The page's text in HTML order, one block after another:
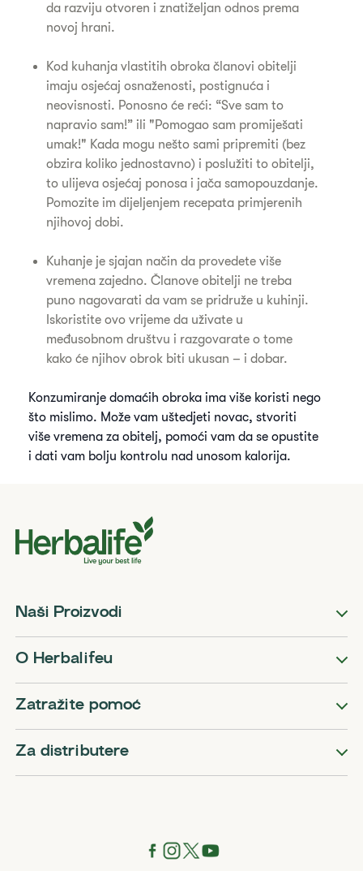
da razviju otvoren i znatiželjan odnos prema
novoj hrani.
Kod kuhanja vlastitih obroka članovi obitelji
imaju osjećaj osnaženosti, postignuća i
neovisnosti. Ponosno će reći: “Sve sam to
napravio sam!” ili "Pomogao sam promiješati
umak!" Kada mogu nešto sami pripremiti (bez
obzira koliko jednostavno) i poslužiti to obitelji,
to ulijeva osjećaj ponosa i jača samopouzdanje.
Pomozite im dijeljenjem recepata primjerenih
njihovoj dobi.
Kuhanje je sjajan način da provedete više
vremena zajedno. Članove obitelji ne treba
puno nagovarati da vam se pridruže u kuhinji.
Iskoristite ovo vrijeme da uživate u
međusobnom društvu i razgovarate o tome
kako će njihov obrok biti ukusan – i dobar.
Konzumiranje domaćih obroka ima više koristi nego
što mislimo. Može vam uštedjeti novac, stvoriti
više vremena za obitelj, pomoći vam da se opustite
i dati vam bolju kontrolu nad unosom kalorija.
Naši Proizvodi
O Herbalifeu
Zatražite pomoć
Za distributere